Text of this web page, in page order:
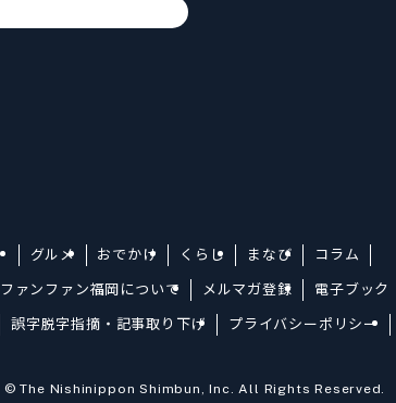
グルメ おでかけ くらし まなび コラム
ファンファン福岡について メルマガ登録 電子ブック
誤字脱字指摘・記事取り下げ プライバシーポリシー
© The Nishinippon Shimbun, Inc. All Rights Reserved.